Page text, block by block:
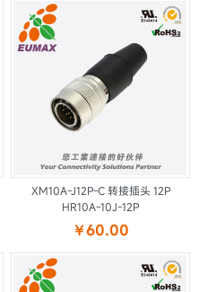
XM10A-J12P-C 转接插头 12P
HR10A-10J-12P
￥60.00